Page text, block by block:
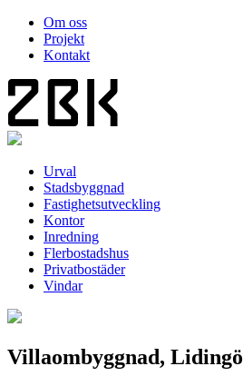
Om oss
Projekt
Kontakt
Urval
Stadsbyggnad
Fastighetsutveckling
Kontor
Inredning
Flerbostadshus
Privatbostäder
Vindar
Villaombyggnad, Lidingö